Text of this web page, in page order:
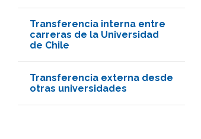
Transferencia interna entre
carreras de la Universidad
de Chile
Transferencia externa desde
otras universidades